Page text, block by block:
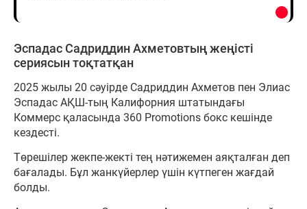
Эспадас Садриддин Ахметовтың жеңісті
сериясын тоқтатқан
2025 жылы 20 сәуірде Садриддин Ахметов пен Элиас
Эспадас АҚШ-тың Калифорния штатындағы
Коммерс қаласында 360 Promotions бокс кешінде
кездесті.
Төрешілер жекпе-жекті тең нәтижемен аяқталған деп
бағалады. Бұл жанкүйерлер үшін күтпеген жағдай
болды.